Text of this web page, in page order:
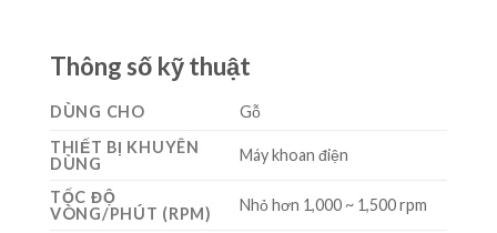
Thông số kỹ thuật
DÙNG CHO
Gỗ
THIẾT BỊ KHUYÊN
DÙNG
Máy khoan điện
TỐC ĐỘ
VÒNG/PHÚT (RPM)
Nhỏ hơn 1,000 ~ 1,500 rpm